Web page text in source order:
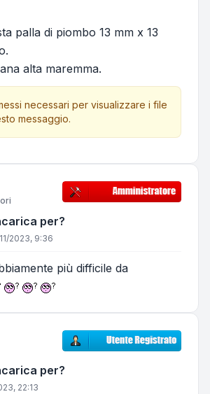
palla di piombo 13 mm x 13
alta maremma.
necessari per visualizzare i file
messaggio.
per?
2023, 9:36
più difficile da
per?
22:13